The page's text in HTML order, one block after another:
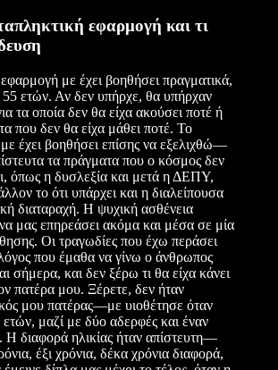
εφαρμογή και τι
με έχει βοηθήσει πραγματικά,
55 ετών. Αν δεν υπήρχε, θα υπήρχαν
τα οποία δεν θα είχα ακούσει ποτέ ή
που δεν θα είχα μάθει ποτέ. Το
έχει βοηθήσει επίσης να εξελιχθώ—
τα πράγματα που ο κόσμος δεν
όπως η δυσλεξία και μετά η ΔΕΠΥ,
το ότι υπάρχει και η διαλείπουσα
διαταραχή. Η ψυχική ασθένεια
μας επηρεάσει ακόμα και μέσα σε μία
Οι τραγωδίες που έχω περάσει
λόγος που έμαθα να γίνω ο άνθρωπος
σήμερα, και δεν ξέρω τι θα είχα κάνει
πατέρα μου. Ξέρετε, δεν ήταν
μου πατέρας—με υιοθέτησε όταν
μαζί με δύο αδερφές και έναν
Η διαφορά ηλικίας ήταν απίστευτη—
έξι χρόνια, δέκα χρόνια διαφορά,